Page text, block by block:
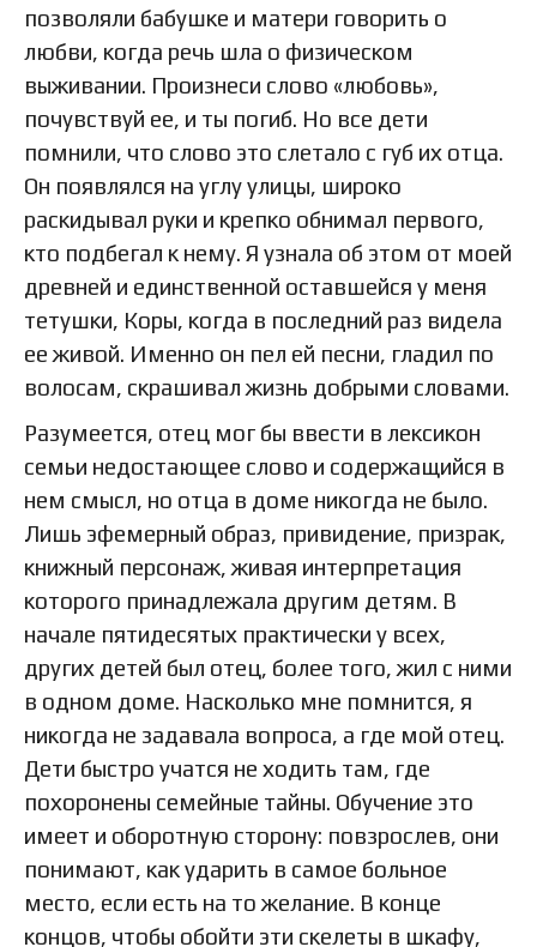
позволяли бабушке и матери говорить о
любви, когда речь шла о физическом
выживании. Произнеси слово «любовь»,
почувствуй ее, и ты погиб. Но все дети
помнили, что слово это слетало с губ их отца.
Он появлялся на углу улицы, широко
раскидывал руки и крепко обнимал первого,
кто подбегал к нему. Я узнала об этом от моей
древней и единственной оставшейся у меня
тетушки, Коры, когда в последний раз видела
ее живой. Именно он пел ей песни, гладил по
волосам, скрашивал жизнь добрыми словами.
Разумеется, отец мог бы ввести в лексикон
семьи недостающее слово и содержащийся в
нем смысл, но отца в доме никогда не было.
Лишь эфемерный образ, привидение, призрак,
книжный персонаж, живая интерпретация
которого принадлежала другим детям. В
начале пятидесятых практически у всех,
других детей был отец, более того, жил с ними
в одном доме. Насколько мне помнится, я
никогда не задавала вопроса, а где мой отец.
Дети быстро учатся не ходить там, где
похоронены семейные тайны. Обучение это
имеет и оборотную сторону: повзрослев, они
понимают, как ударить в самое больное
место, если есть на то желание. В конце
концов, чтобы обойти эти скелеты в шкафу,